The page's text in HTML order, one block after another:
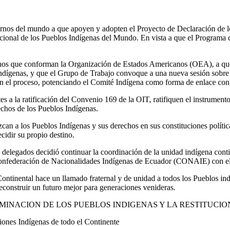
del mundo a que apoyen y adopten el Proyecto de Declaración
de los Pueblos Indígenas del Mundo. En vista a que el
que conforman la Organización de Estados Americanos (OEA), a
y que el Grupo de Trabajo convoque a una nueva sesión
el proceso, potenciando el Comité Indígena como forma de enlace
a la ratificación del Convenio 169 de la OIT, ratifiquen el
de los Pueblos Indígenas.
a los Pueblos Indígenas y sus derechos en sus constituciones
su propio destino.
decidió continuar la coordinación de la unidad indígena
de Nacionalidades Indígenas de Ecuador (CONAIE) con
hace un llamado fraternal y de unidad a todos los Pueblos
un futuro mejor para generaciones venideras.
DE LOS PUEBLOS INDIGENAS Y LA
Indígenas de todo el Continente